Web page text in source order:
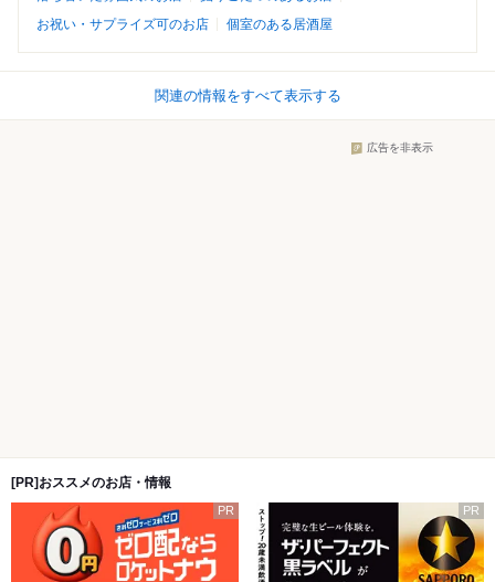
お祝い・サプライズ可のお店
個室のある居酒屋
関連の情報をすべて表示する
広告を非表示
[PR]おススメのお店・情報
PR PR